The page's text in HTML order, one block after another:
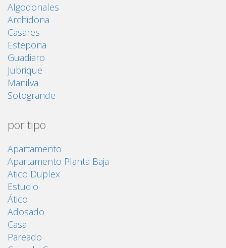
Algodonales
Archidona
Casares
Estepona
Guadiaro
Jubrique
Manilva
Sotogrande
por tipo
Apartamento
Apartamento Planta Baja
Atico Duplex
Estudio
Ático
Adosado
Casa
Pareado